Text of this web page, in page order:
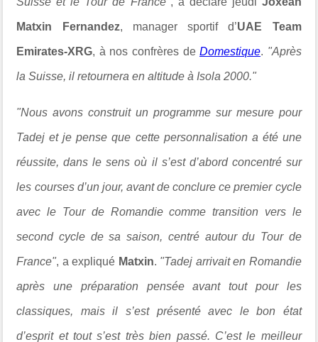
Matxin Fernandez, manager sportif d’UAE Team
Emirates-XRG, à nos confrères deDomestique. "Après
la Suisse, il retournera en altitude à Isola 2000."
"Nous avons construit un programme sur mesure pour
Tadej et je pense que cette personnalisation a été une
réussite, dans le sens où il s’est d’abord concentré sur
les courses d’un jour, avant de conclure ce premier cycle
avec le Tour de Romandie comme transition vers le
second cycle de sa saison, centré autour du Tour de
France", a expliqué Matxin. "Tadej arrivait en Romandie
après une préparation pensée avant tout pour les
classiques, mais il s’est présenté avec le bon état
d’esprit et tout s’est très bien passé. C’est le meilleur